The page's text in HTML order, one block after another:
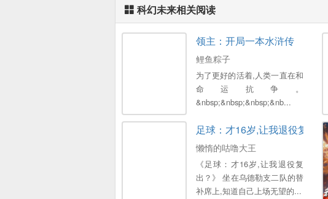
科幻未来相关阅读
领主：开局一本水浒传
鲤鱼粽子
为了更好的活着,人类一直在和
命运抗争。
&nbsp;&nbsp;&nbsp;&nb...
足球：才16岁,让我退役复出？
懒惰的咕噜大王
《足球：才16岁,让我退役复
出？》 坐在乌德勒支二队的替
补席上,知道自己上场无望的...